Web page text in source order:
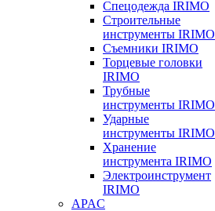
Спецодежда IRIMO
Строительные
инструменты IRIMO
Съемники IRIMO
Торцевые головки
IRIMO
Трубные
инструменты IRIMO
Ударные
инструменты IRIMO
Хранение
инструмента IRIMO
Электроинструмент
IRIMO
APAC